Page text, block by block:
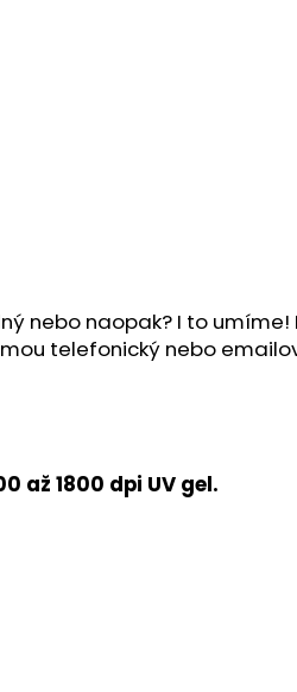
nebo naopak? I to
telefonický nebo
až 1800 dpi UV gel.